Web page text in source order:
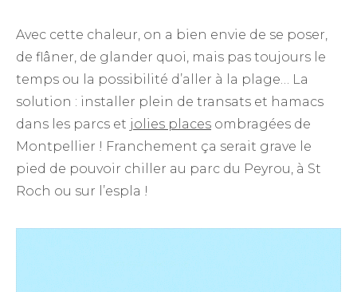
Avec cette chaleur, on a bien envie de se poser,
de flâner, de glander quoi, mais pas toujours le
temps ou la possibilité d’aller à la plage… La
solution : installer plein de transats et hamacs
dans les parcs et jolies places ombragées de
Montpellier ! Franchement ça serait grave le
pied de pouvoir chiller au parc du Peyrou, à St
Roch ou sur l’espla !